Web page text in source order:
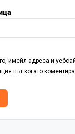
имейл адреса и
път когато